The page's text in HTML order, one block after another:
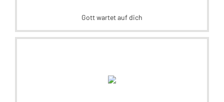
Gott wartet auf dich